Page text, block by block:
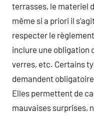
terrasses, le materiel
même si a priori il
respecter le
inclure une obligation
verres, etc. Certains
demandent
Elles permettent de
mauvaises surprises,